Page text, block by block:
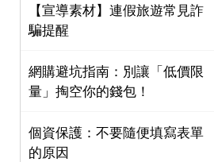
【宣導素材】連假旅遊常見詐
騙提醒
網購避坑指南：別讓「低價限
量」掏空你的錢包！
個資保護：不要隨便填寫表單
的原因